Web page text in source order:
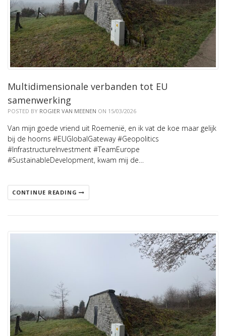
Multidimensionale verbanden tot EU
samenwerking
POSTED BY ROGIER VAN MEENEN ON 15/03/2026
Van mijn goede vriend uit Roemenië, en ik vat de koe maar gelijk
bij de hoorns #EUGlobalGateway #Geopolitics
#InfrastructureInvestment #TeamEurope
#SustainableDevelopment, kwam mij de…
CONTINUE READING